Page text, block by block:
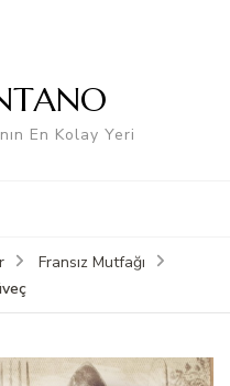
En Kolay Yeri
Fransız Mutfağı